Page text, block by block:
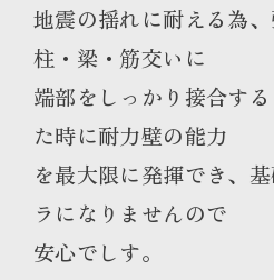
地震の揺れに耐える為
柱・梁・筋交いに
端部をしっかり接合す
た時に耐力壁の能力
を最大限に発揮でき、
ラになりませんので
安心でしす。